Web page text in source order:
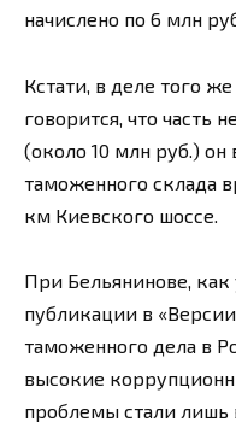
начислено по 6 млн
Кстати, в деле того
говорится, что часть
(около 10 млн руб.) он
таможенного склада
км Киевского шоссе.
При Бельянинове, как
публикации в
таможенного дела в
высокие
проблемы стали лишь